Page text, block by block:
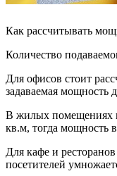
Как рассчитывать
Количество
Для офисов стоит
задаваемая мощность
В жилых помещениях
кв.м, тогда мощность
Для кафе и
посетителей